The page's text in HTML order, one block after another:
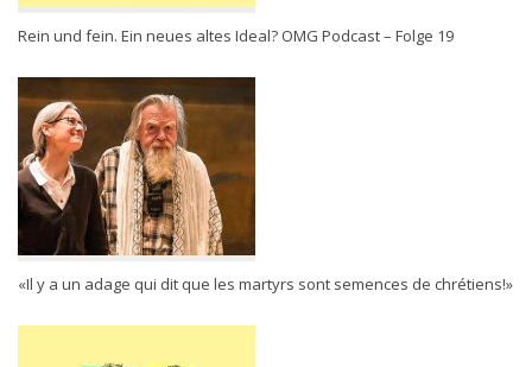
Rein und fein. Ein neues altes Ideal? OMG Podcast – Folge 19
«Il y a un adage qui dit que les martyrs sont semences de chrétiens!»